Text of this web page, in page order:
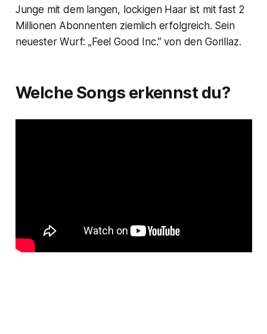
Junge mit dem langen, lockigen Haar ist mit fast 2
Millionen Abonnenten ziemlich erfolgreich. Sein
neuester Wurf: „Feel Good Inc.” von den Gorillaz.
Welche Songs erkennst du?